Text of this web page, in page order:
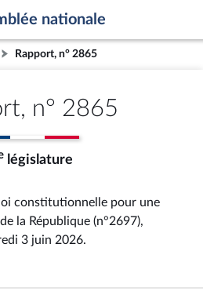
nationale
Rapport, n° 2865
n° 2865
législature
constitutionnelle pour une
la République (n°2697),
3 juin 2026.